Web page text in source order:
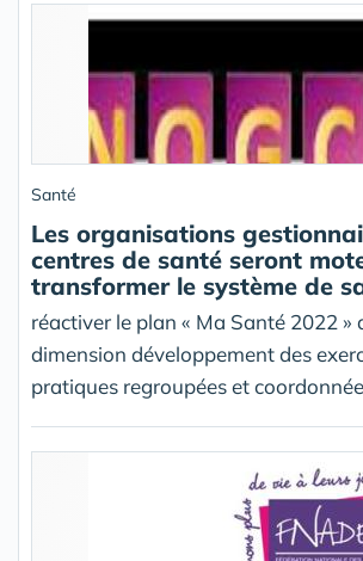
Santé
Les organisations
centres de santé seront
transformer le système de
réactiver le plan « Ma Santé 2022 »
dimension développement des
pratiques regroupées et